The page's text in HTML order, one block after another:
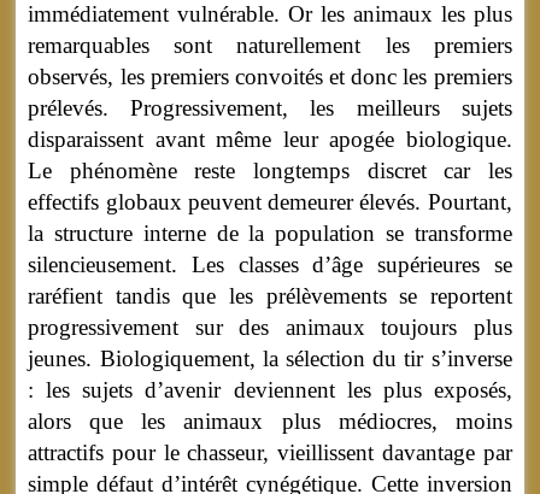
immédiatement vulnérable. Or les animaux les plus
remarquables sont naturellement les premiers
observés, les premiers convoités et donc les premiers
prélevés. Progressivement, les meilleurs sujets
disparaissent avant même leur apogée biologique.
Le phénomène reste longtemps discret car les
effectifs globaux peuvent demeurer élevés. Pourtant,
la structure interne de la population se transforme
silencieusement. Les classes d’âge supérieures se
raréfient tandis que les prélèvements se reportent
progressivement sur des animaux toujours plus
jeunes. Biologiquement, la sélection du tir s’inverse
: les sujets d’avenir deviennent les plus exposés,
alors que les animaux plus médiocres, moins
attractifs pour le chasseur, vieillissent davantage par
simple défaut d’intérêt cynégétique. Cette inversion